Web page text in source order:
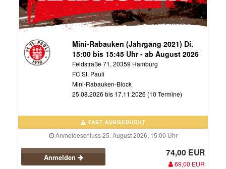
Mini-Rabauken (Jahrgang 2021) Di.
15:00 bis 15:45 Uhr - ab August 2026
Feldstraße 71, 20359 Hamburg
FC St. Pauli
Mini-Rabauken-Block
25.08.2026 bis 17.11.2026 (10 Termine)
FAST AUSGEBUCHT
Anmeldeschluss 25. August 2026, 15:00 Uhr
Anmelden 74,00 EUR
69,00 EUR